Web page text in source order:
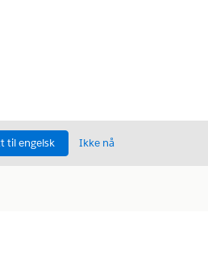
til engelsk Ikke nå